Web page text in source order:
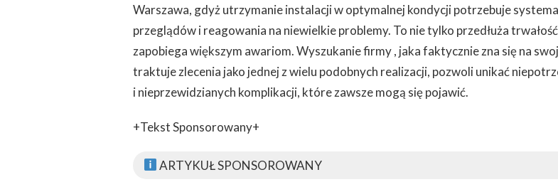
Warszawa, gdyż utrzymanie instalacji w optymalnej kondycji potrzebuje
przeglądów i reagowania na niewielkie problemy. To nie tylko przedłuża
zapobiega większym awariom. Wyszukanie firmy , jaka faktycznie zna się na
traktuje zlecenia jako jednej z wielu podobnych realizacji, pozwoli unikać
i nieprzewidzianych komplikacji, które zawsze mogą się pojawić.
+Tekst Sponsorowany+
ARTYKUŁ SPONSOROWANY